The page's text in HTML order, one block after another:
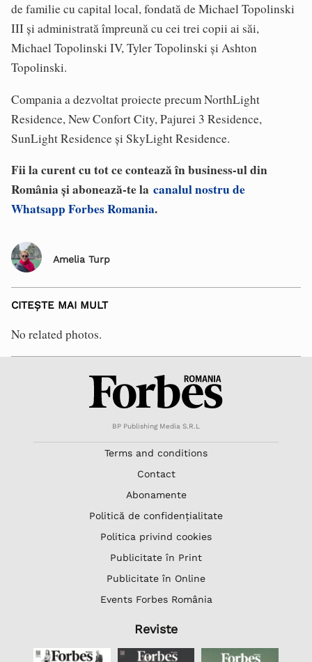
de familie cu capital local, fondată de Michael Topolinski
III și administrată împreună cu cei trei copii ai săi,
Michael Topolinski IV, Tyler Topolinski și Ashton
Topolinski.
Compania a dezvoltat proiecte precum NorthLight
Residence, New Confort City, Pajurei 3 Residence,
SunLight Residence și SkyLight Residence.
Fii la curent cu tot ce contează în business-ul din
România și abonează-te la canalul nostru de
Whatsapp Forbes Romania.
Amelia Turp
CITEȘTE MAI MULT
No related photos.
BP Publishing Media S.R.L
Terms and conditions
Contact
Abonamente
Politică de confidențialitate
Politica privind cookies
Publicitate în Print
Publicitate în Online
Events Forbes România
Reviste